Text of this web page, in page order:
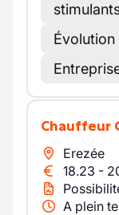
Chauffeur
Erezée
18.23 -
A plein